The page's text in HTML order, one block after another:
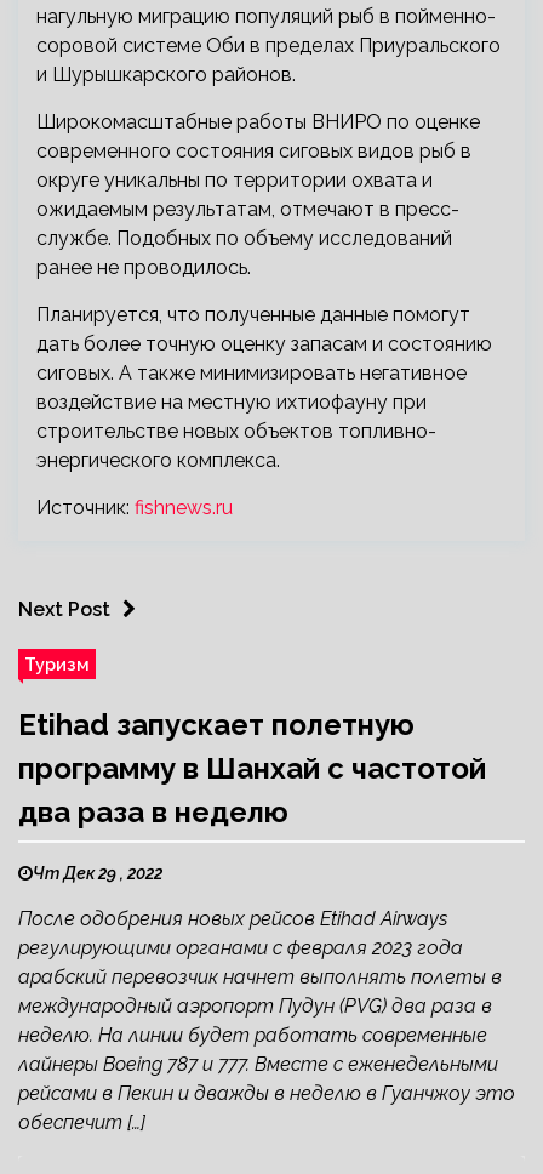
нагульную миграцию популяций рыб в пойменно-
соровой системе Оби в пределах Приуральского
и Шурышкарского районов.
Широкомасштабные работы ВНИРО по оценке
современного состояния сиговых видов рыб в
округе уникальны по территории охвата и
ожидаемым результатам, отмечают в пресс-
службе. Подобных по объему исследований
ранее не проводилось.
Планируется, что полученные данные помогут
дать более точную оценку запасам и состоянию
сиговых. А также минимизировать негативное
воздействие на местную ихтиофауну при
строительстве новых объектов топливно-
энергического комплекса.
Источник: fishnews.ru
Next Post
Туризм
Etihad запускает полетную
программу в Шанхай с частотой
два раза в неделю
Чт Дек 29 , 2022
После одобрения новых рейсов Etihad Airways
регулирующими органами с февраля 2023 года
арабский перевозчик начнет выполнять полеты в
международный аэропорт Пудун (PVG) два раза в
неделю. На линии будет работать современные
лайнеры Boeing 787 и 777. Вместе с еженедельными
рейсами в Пекин и дважды в неделю в Гуанчжоу это
обеспечит […]